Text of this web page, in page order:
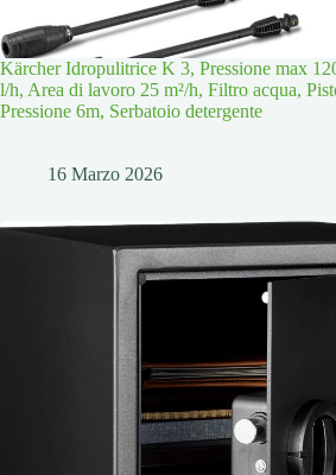
Kärcher Idropulitrice K 3, Pressione max
l/h, Area di lavoro 25 m²/h, Filtro acqua,
Pressione 6m, Serbatoio detergente
16 Marzo 2026